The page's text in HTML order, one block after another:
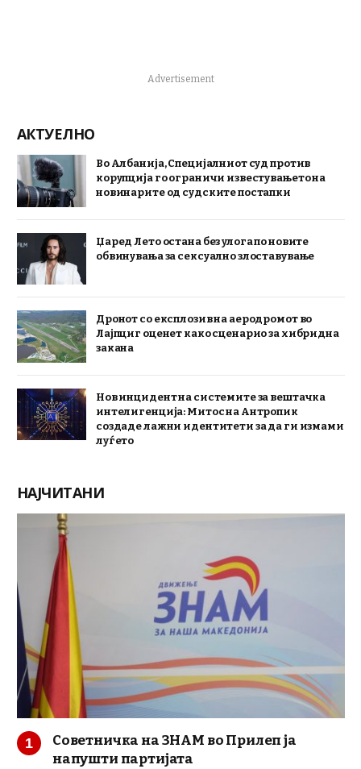
Advertisement
АКТУЕЛНО
Во Албанија, Специјалниот суд против
корупција го ограничи известувањето на
новинарите од судските постапки
Џаред Лето остана без улога по новите
обвинувања за сексуално злоставување
Дронот со експлозив на аеродромот во
Лајпциг оценет како сценарио за хибридна
закана
Нов инцидент на системите за вештачка
интелигенција: Митос на Антропик
создаде лажни идентитети за да ги измами
луѓето
НАЈЧИТАНИ
Советничка на ЗНАМ во Прилеп ја
напушти партијата